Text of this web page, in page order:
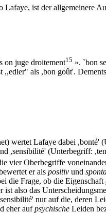
Lafaye, ist der allgemeinere
on juge droitement15 ». `bon
als ,bon goût'.
wertet Lafaye dabei ,bonté'
,sensibilité' (Unterbegriff:
vier Oberbegriffe
er als positiv und
die Frage, ob die Eigenschaft
also das
nur auf die, deren
eher aufpsychische Leiden